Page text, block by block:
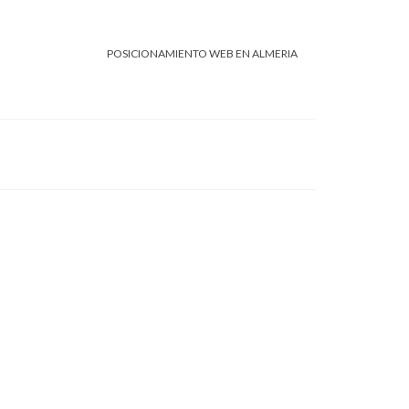
POSICIONAMIENTO WEB EN ALMERIA